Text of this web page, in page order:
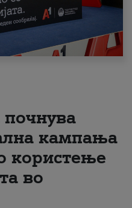
кампања
користење
во